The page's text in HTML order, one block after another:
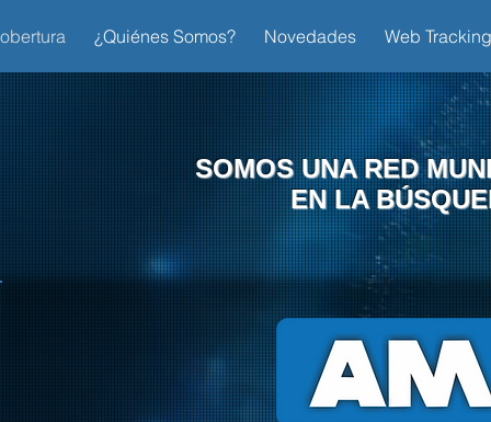
¿Quiénes Somos? Novedades Web Tracking
SOMOS UNA RED
EN LA